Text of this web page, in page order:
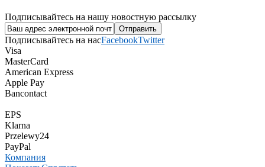
Подписывайтесь на нашу новостную рассылку
Подписывайтесь на насFacebookTwitter
Visa
MasterCard
American Express
Apple Pay
Bancontact
EPS
Klarna
Przelewy24
PayPal
Компания